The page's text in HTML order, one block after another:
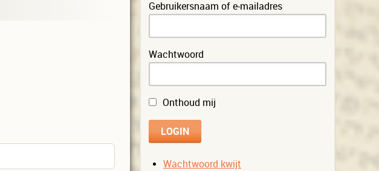
Gebruikersnaam of e-mailadres
Wachtwoord
Onthoud mij
Wachtwoord kwijt